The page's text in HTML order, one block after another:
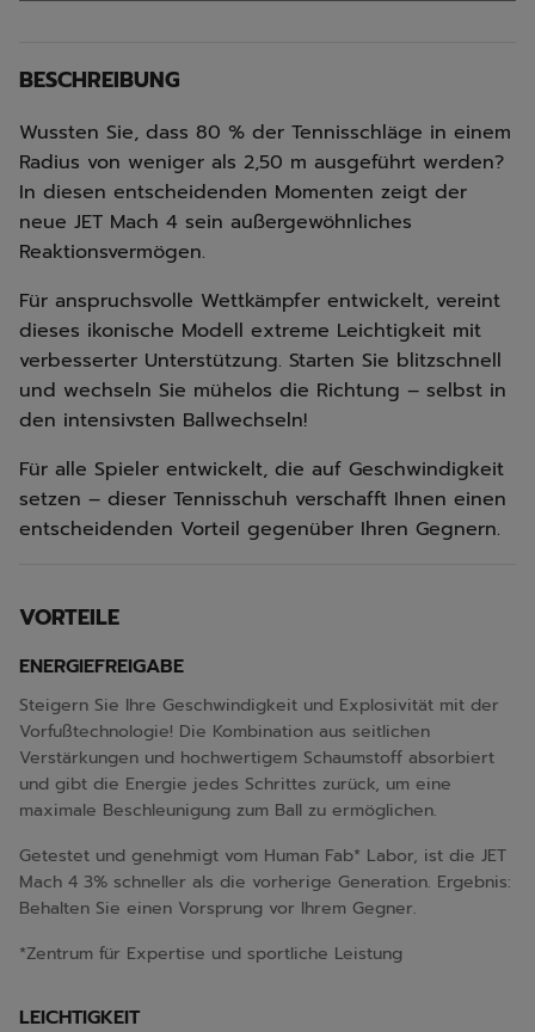
BESCHREIBUNG
Wussten Sie, dass 80 % der Tennisschläge in einem
Radius von weniger als 2,50 m ausgeführt werden?
In diesen entscheidenden Momenten zeigt der
neue JET Mach 4 sein außergewöhnliches
Reaktionsvermögen.
Für anspruchsvolle Wettkämpfer entwickelt, vereint
dieses ikonische Modell extreme Leichtigkeit mit
verbesserter Unterstützung. Starten Sie blitzschnell
und wechseln Sie mühelos die Richtung – selbst in
den intensivsten Ballwechseln!
Für alle Spieler entwickelt, die auf Geschwindigkeit
setzen – dieser Tennisschuh verschafft Ihnen einen
entscheidenden Vorteil gegenüber Ihren Gegnern.
VORTEILE
ENERGIEFREIGABE
Steigern Sie Ihre Geschwindigkeit und Explosivität mit der
Vorfußtechnologie! Die Kombination aus seitlichen
Verstärkungen und hochwertigem Schaumstoff absorbiert
und gibt die Energie jedes Schrittes zurück, um eine
maximale Beschleunigung zum Ball zu ermöglichen.
Getestet und genehmigt vom Human Fab* Labor, ist die JET
Mach 4 3% schneller als die vorherige Generation. Ergebnis:
Behalten Sie einen Vorsprung vor Ihrem Gegner.
*Zentrum für Expertise und sportliche Leistung
LEICHTIGKEIT